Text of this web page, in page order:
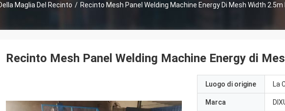
Maglia Del Recinto / Recinto Mesh Panel Welding Machine Energy Di Mesh Width
Recinto Mesh Panel Welding Machine Energy di
Luogo di origine La
Marca